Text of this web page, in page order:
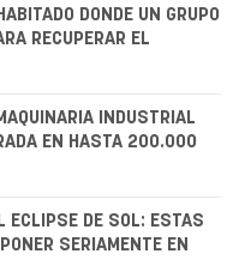
DONDE UN GRUPO
RECUPERAR EL
INDUSTRIAL
EN HASTA 200.000
ECLIPSE DE SOL: ESTAS
SERIAMENTE EN